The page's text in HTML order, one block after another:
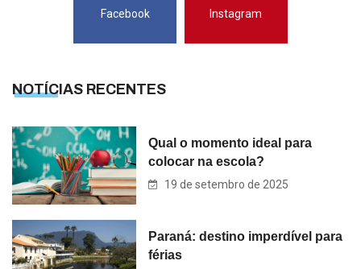
Facebook Instagram
NOTÍCIAS RECENTES
Qual o momento ideal para
colocar na escola?
19 de setembro de 2025
Paraná: destino imperdível para
férias